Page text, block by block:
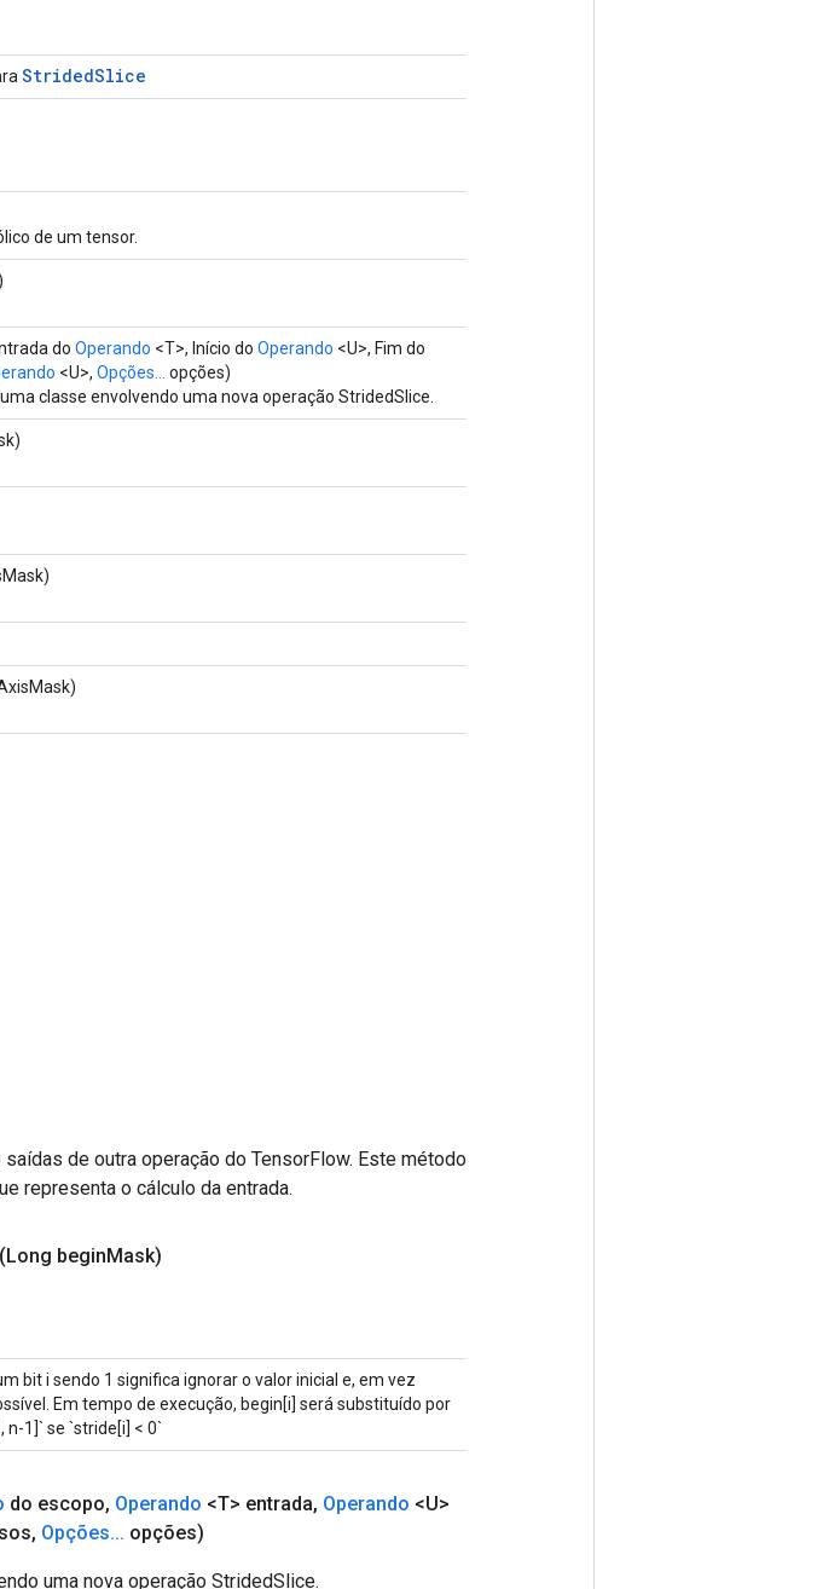
StridedSlice
de um tensor.
do Operando <T>, Início do Operando <U>, Fim do
<U>, Opções...
opções)
classe envolvendo uma nova operação StridedSlice.
de outra operação do TensorFlow. Este método
representa o cálculo da entrada.
(Long beginMask)
bit i sendo 1 significa ignorar o valor inicial e, em vez
Em tempo de execução, begin[i] será substituído por
n-1]` se `stride[i] < 0`
do escopo, Operando <T> entrada, Operando <U>
, Opções... opções)
uma nova operação StridedSlice.